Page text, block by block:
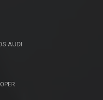
AUDI